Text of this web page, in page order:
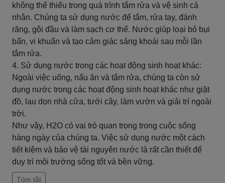
không thể thiếu trong quá trình tắm rửa và vệ sinh cá
nhân. Chúng ta sử dụng nước để tắm, rửa tay, đánh
răng, gội đầu và làm sạch cơ thể. Nước giúp loại bỏ bụi
bẩn, vi khuẩn và tạo cảm giác sảng khoái sau mỗi lần
tắm rửa.
4. Sử dụng nước trong các hoạt động sinh hoạt khác:
Ngoài việc uống, nấu ăn và tắm rửa, chúng ta còn sử
dụng nước trong các hoạt động sinh hoạt khác như giặt
đồ, lau dọn nhà cửa, tưới cây, làm vườn và giải trí ngoài
trời.
Như vậy, H2O có vai trò quan trọng trong cuộc sống
hàng ngày của chúng ta. Việc sử dụng nước một cách
tiết kiệm và bảo vệ tài nguyên nước là rất cần thiết để
duy trì môi trường sống tốt và bền vững.
Tóm tắt